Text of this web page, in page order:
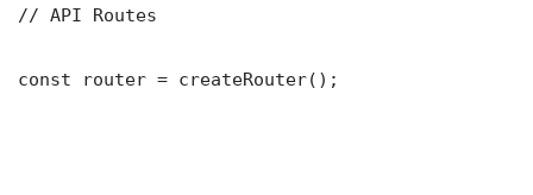
// API Routes
const router = createRouter();